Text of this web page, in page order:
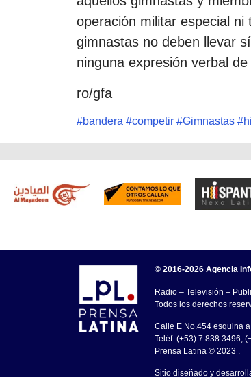
operación militar especial
gimnastas no deben llevar
ninguna expresión verbal de
ro/gfa
#bandera #competir #Gimnastas #
© 2016-2026 Agencia
Radio – Televisión –
Todos los derechos
Calle E No.454 esquina
Teléf: (+53) 7 838 3496,
Prensa Latina © 2023 .
Sitio diseñado y